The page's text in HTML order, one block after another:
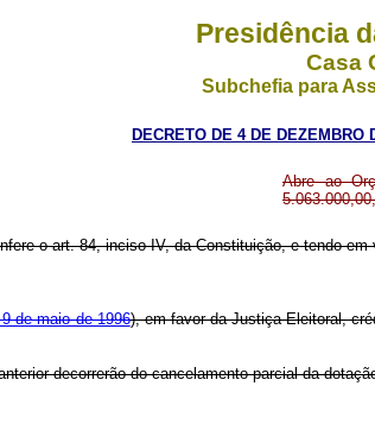
Presidência
Casa
Subchefia para
DECRETO DE 4 DE DEZEMBRO
Abre ao
o art. 84, inciso IV, da Constituição, e tendo
de maio de 1996), em favor da Justiça Eleitoral,
decorrerão do cancelamento parcial da